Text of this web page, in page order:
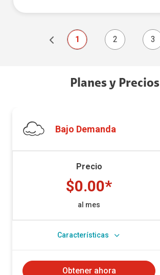
1 2 3
Planes y Precios
Bajo Demanda
Precio
$0.00*
al mes
Características
Obtener ahora